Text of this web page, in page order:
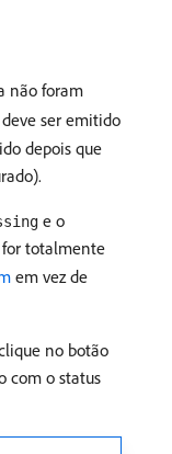
não foram
deve ser emitido
depois que
e o
totalmente
em vez de
no botão
com o status